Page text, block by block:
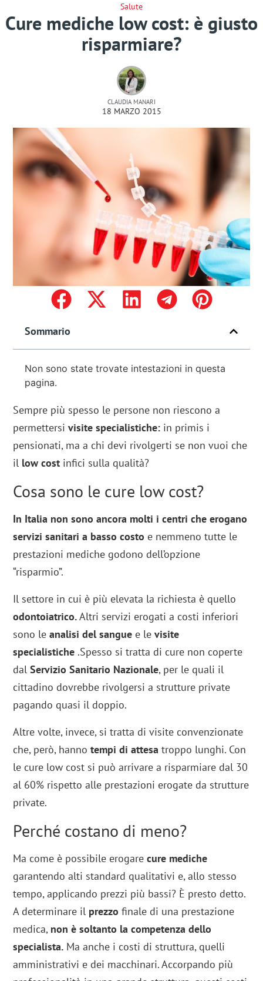
Salute
Cure mediche low cost: è giusto
risparmiare?
CLAUDIA MANARI
18 MARZO 2015
Sommario
Non sono state trovate intestazioni in questa
pagina.
Sempre più spesso le persone non riescono a
permettersivisite specialistiche: in primis i
pensionati, ma a chi devi rivolgerti se non vuoi che
il low cost infici sulla qualità?
Cosa sono le cure low cost?
In Italia non sono ancora molti i centri che erogano
servizi sanitari a basso costo e nemmeno tutte le
prestazioni mediche godono dell’opzione
“risparmio”.
Il settore in cui è più elevata la richiesta è quello
odontoiatrico.Altri servizi erogati a costi inferiori
sono leanalisi del sangue e levisite
specialistiche .Spesso si tratta di cure non coperte
dalServizio Sanitario Nazionale, per le quali il
cittadino dovrebbe rivolgersi a strutture private
pagando quasi il doppio.
Altre volte, invece, si tratta di visite convenzionate
che, però, hannotempi di attesa troppo lunghi. Con
le cure low cost si può arrivare a risparmiare dal 30
al 60% rispetto alle prestazioni erogate da strutture
private.
Perché costano di meno?
Ma come è possibile erogarecure mediche
garantendo alti standard qualitativi e, allo stesso
tempo, applicando prezzi più bassi? È presto detto.
A determinare il prezzo finale di una prestazione
medica, non è soltanto la competenza dello
specialista. Ma anche i costi di struttura, quelli
amministrativi e dei macchinari. Accorpando più